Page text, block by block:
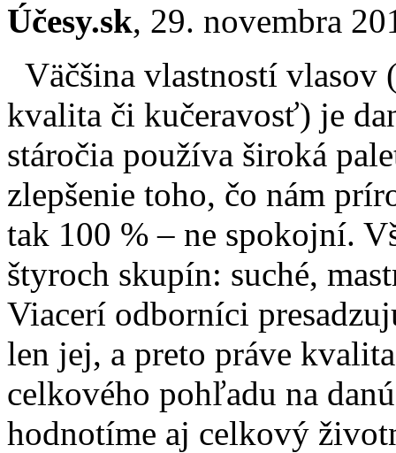
Účesy.sk, 29. novembra
Väčšina vlastností vlasov
kvalita či kučeravosť) je
stáročia používa široká
zlepšenie toho, čo nám
tak 100 % – ne spokojní.
štyroch skupín: suché,
Viacerí odborníci
len jej, a preto práve
celkového pohľadu na
hodnotíme aj celkový